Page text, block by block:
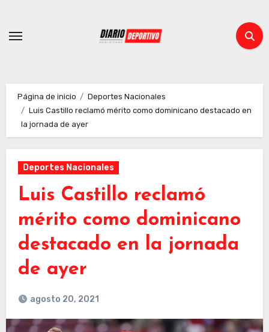
contenido
Página de inicio
Deportes Nacionales
Luis Castillo reclamó mérito como dominicano destacado en
la jornada de ayer
Deportes Nacionales
Luis Castillo reclamó
mérito como dominicano
destacado en la jornada
de ayer
agosto 20, 2021